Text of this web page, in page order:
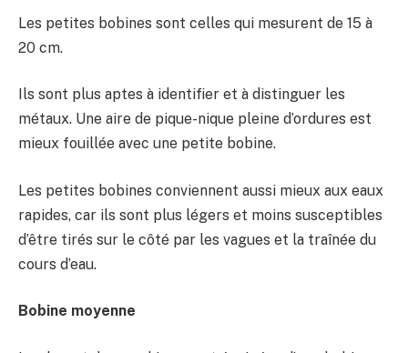
Les petites bobines sont celles qui mesurent de 15 à
20 cm.
Ils sont plus aptes à identifier et à distinguer les
métaux. Une aire de pique-nique pleine d’ordures est
mieux fouillée avec une petite bobine.
Les petites bobines conviennent aussi mieux aux eaux
rapides, car ils sont plus légers et moins susceptibles
d’être tirés sur le côté par les vagues et la traînée du
cours d’eau.
Bobine moyenne